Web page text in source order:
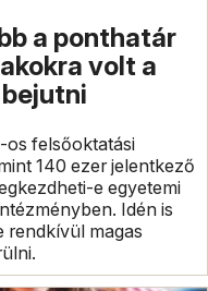
a ponthatár
volt a
os felsőoktatási
140 ezer jelentkező
e egyetemi
Idén is
rendkívül magas